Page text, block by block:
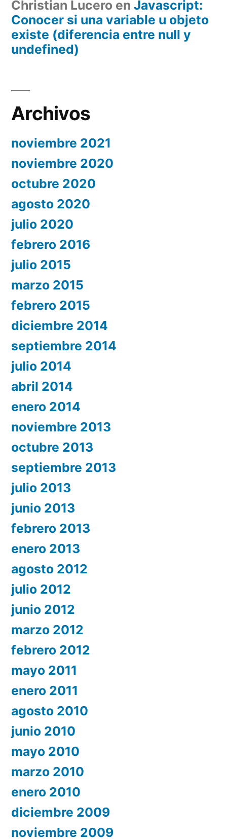
Christian Lucero en Javascript:
Conocer si una variable u objeto
existe (diferencia entre null y
undefined)
Archivos
noviembre 2021
noviembre 2020
octubre 2020
agosto 2020
julio 2020
febrero 2016
julio 2015
marzo 2015
febrero 2015
diciembre 2014
septiembre 2014
julio 2014
abril 2014
enero 2014
noviembre 2013
octubre 2013
septiembre 2013
julio 2013
junio 2013
febrero 2013
enero 2013
agosto 2012
julio 2012
junio 2012
marzo 2012
febrero 2012
mayo 2011
enero 2011
agosto 2010
junio 2010
mayo 2010
marzo 2010
enero 2010
diciembre 2009
noviembre 2009